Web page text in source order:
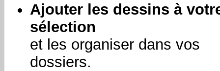
Ajouter les dessins à
sélection
et les organiser dans vos
dossiers.